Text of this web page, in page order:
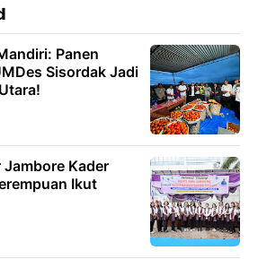
Panen
Sisordak Jadi
Jambore Kader
Ikut